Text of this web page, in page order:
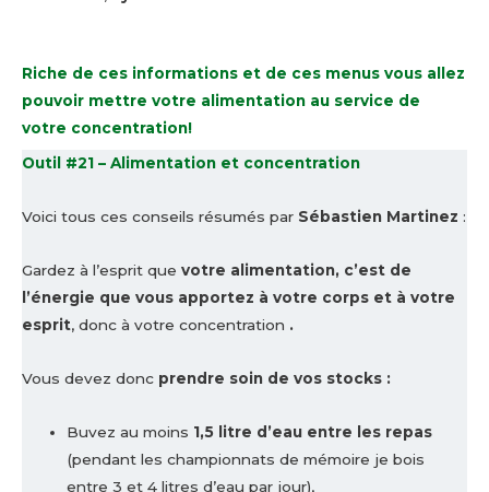
Riche de ces informations et de ces menus vous allez
pouvoir mettre votre alimentation au service de
votre concentration!
Outil #21 – Alimentation et concentration
Voici tous ces conseils résumés par Sébastien Martinez :
Gardez à l’esprit que votre alimentation, c’est de
l’énergie que vous apportez à votre corps et à votre
esprit, donc à votre concentration .
Vous devez donc prendre soin de vos stocks :
Buvez au moins 1,5 litre d’eau entre les repas
(pendant les championnats de mémoire je bois
entre 3 et 4 litres d’eau par jour),